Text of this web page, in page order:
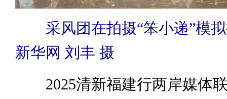
采风团在拍摄“笨小递”模
新华网 刘丰 摄
2025清新福建行两岸媒体